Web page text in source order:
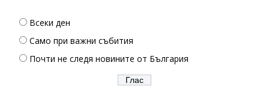
Всеки ден
Само при важни събития
Почти не следя новините от България